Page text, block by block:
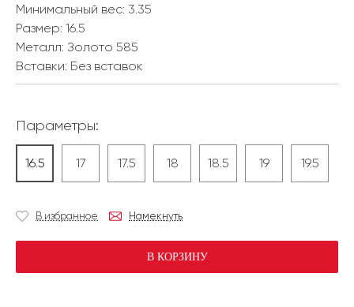
Минимальный вес: 3.35
Размер: 16.5
Металл: Золото 585
Вставки: Без вставок
Параметры:
16.5 17 17.5 18 18.5 19 19.5
В избранное Намекнуть
В КОРЗИНУ